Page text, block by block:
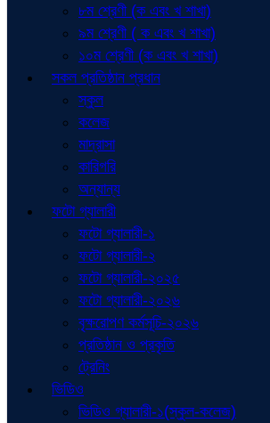
৮ম শ্রেণী (ক এবং খ শাখা)
৯ম শ্রেণী ( ক এবং খ শাখা)
১০ম শ্রেণী (ক এবং খ শাখা)
সকল প্রতিষ্ঠান প্রধান
স্কুল
কলেজ
মাদ্রাসা
কারিগরি
অন্যান্য
ফটো গ্যালারী
ফটো গ্যালারী-১
ফটো গ্যালারী-২
ফটো গ্যালারী-২০২৫
ফটো গ্যালারী-২০২৬
বৃক্ষরোপণ কর্মসূচি-২০২৬
প্রতিষ্ঠান ও প্রকৃতি
ট্রেনিং
ভিডিও
ভিডিও গ্যালারী-১(স্কুল-কলেজ)